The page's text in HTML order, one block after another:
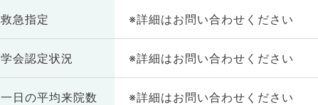
救急指定 ※詳細はお問い合わせください
学会認定状況 ※詳細はお問い合わせください
一日の平均来院数 ※詳細はお問い合わせください